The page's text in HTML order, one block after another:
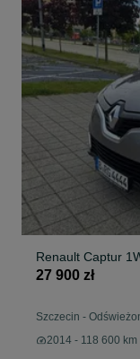
Renault Captur
27 900 zł
Szczecin -
2014 - 118 600 km